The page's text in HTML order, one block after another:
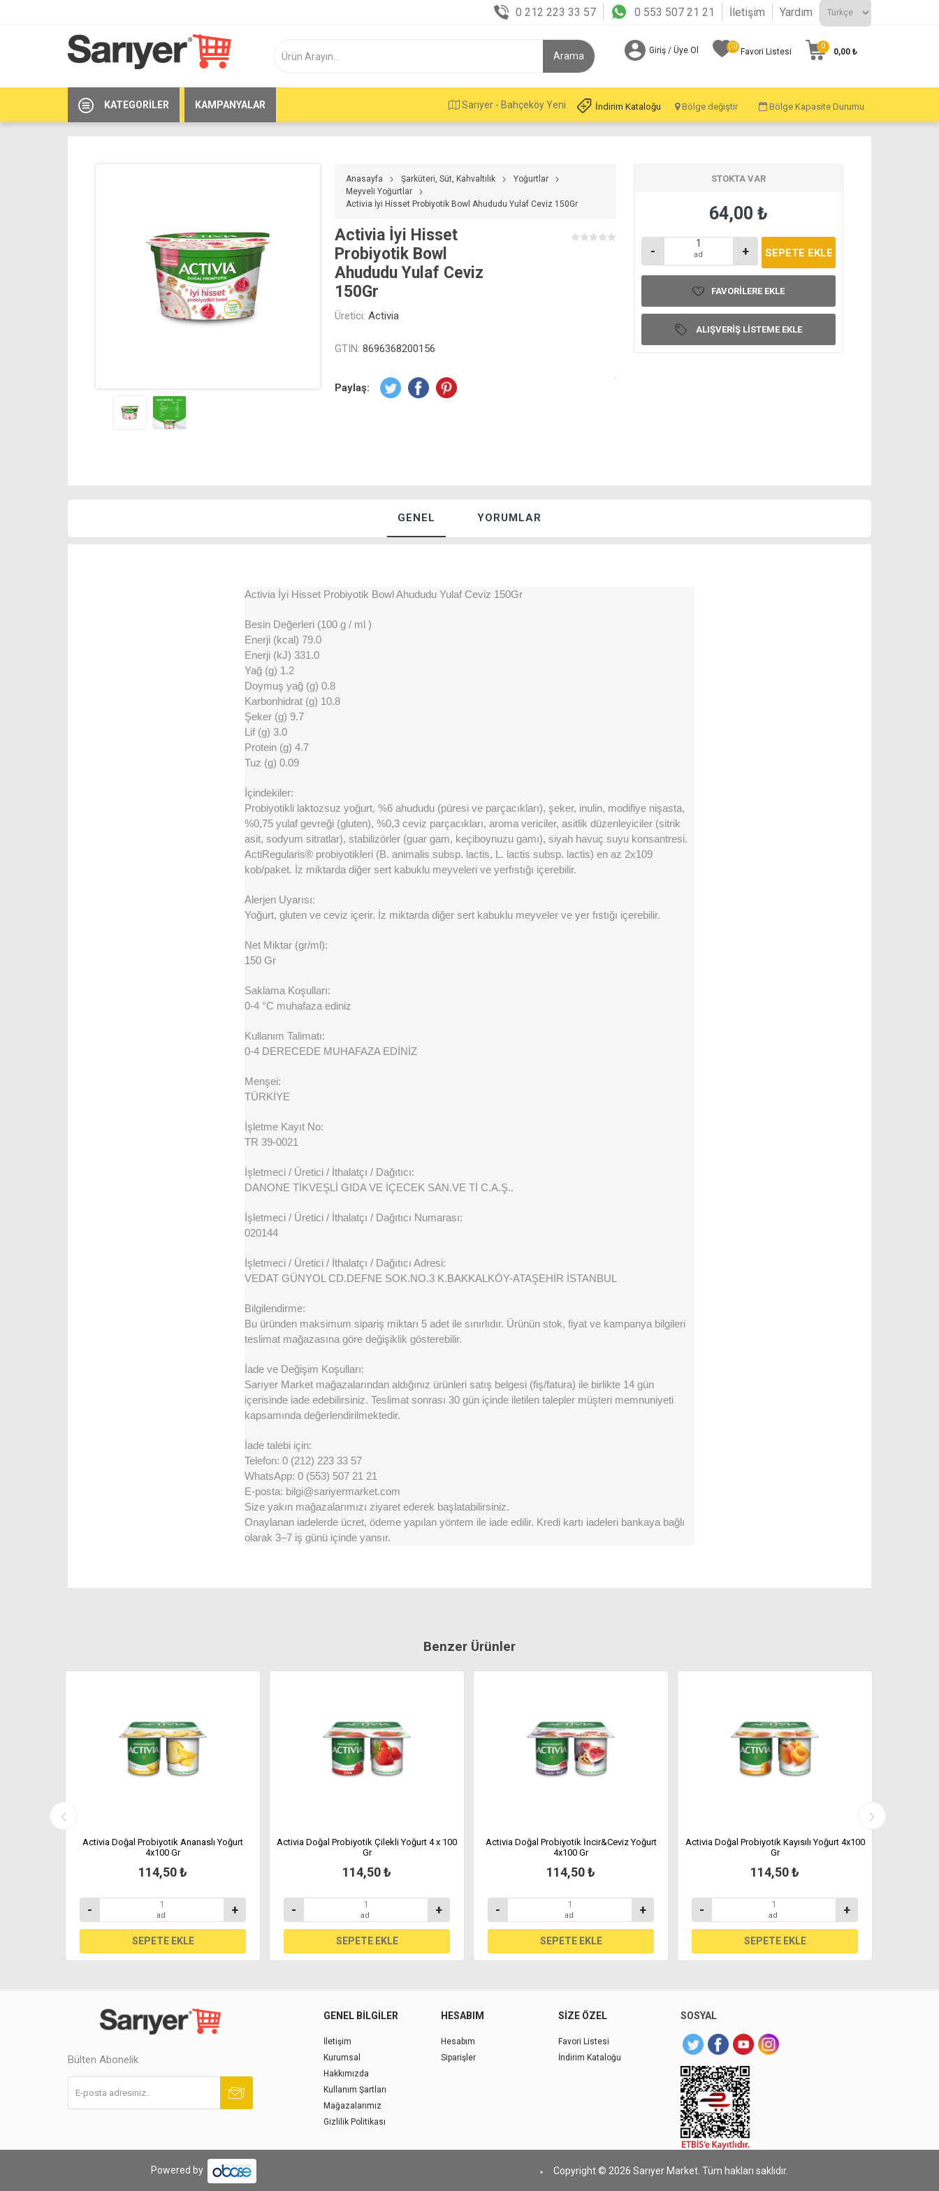
0 212 223 33 57 0 553 507 21 21 İletişim Yardım
Giriş / Üye Ol Favori Listesi
(0) 0
0,00 ₺
KATEGORILER KAMPANYALAR Sarıyer - Bahçeköy Yeni İndirim Kataloğu Bölge değiştir Bölge Kapasite Durumu
Anasayfa Şarküteri, Süt, Kahvaltılık
Yoğurtlar
Meyveli Yoğurtlar
Activia İyi Hisset Probiyotik Bowl Ahududu Yulaf Ceviz 150Gr
Activia İyi Hisset
Probiyotik Bowl
Ahududu Yulaf Ceviz
150Gr
Üretici: Activia
GTIN: 8696368200156
Paylaş:
STOKTA VAR
64,00 ₺
- ad +
FAVORILERE EKLE
ALIŞVERIŞ LISTEME EKLE
GENEL YORUMLAR
Activia İyi Hisset Probiyotik Bowl Ahududu Yulaf Ceviz 150Gr
Besin Değerleri (100 g / ml )
Enerji (kcal) 79.0
Enerji (kJ) 331.0
Yağ (g) 1.2
Doymuş yağ (g) 0.8
Karbonhidrat (g) 10.8
Şeker (g) 9.7
Lif (g) 3.0
Protein (g) 4.7
Tuz (g) 0.09
İçindekiler:
Probiyotikli laktozsuz yoğurt, %6 ahududu (püresi ve parçacıkları), şeker, inulin, modifiye nişasta,
%0,75 yulaf gevreği (gluten), %0,3 ceviz parçacıkları, aroma vericiler, asitlik düzenleyiciler (sitrik
asit, sodyum sitratlar), stabilizörler (guar gam, keçiboynuzu gamı), siyah havuç suyu konsantresi.
ActiRegularis® probiyotikleri (B. animalis subsp. lactis, L. lactis subsp. lactis) en az 2x109
kob/paket. İz miktarda diğer sert kabuklu meyveleri ve yerfıstığı içerebilir.
Alerjen Uyarısı:
Yoğurt, gluten ve ceviz içerir. İz miktarda diğer sert kabuklu meyveler ve yer fıstığı içerebilir.
Net Miktar (gr/ml):
150 Gr
Saklama Koşulları:
0-4 °C muhafaza ediniz
Kullanım Talimatı:
0-4 DERECEDE MUHAFAZA EDİNİZ
Menşei:
TÜRKİYE
İşletme Kayıt No:
TR 39-0021
İşletmeci / Üretici / İthalatçı / Dağıtıcı:
DANONE TİKVEŞLİ GIDA VE İÇECEK SAN.VE Tİ C.A.Ş..
İşletmeci / Üretici / İthalatçı / Dağıtıcı Numarası:
020144
İşletmeci / Üretici / İthalatçı / Dağıtıcı Adresi:
VEDAT GÜNYOL CD.DEFNE SOK.NO.3 K.BAKKALKÖY-ATAŞEHİR İSTANBUL
Bilgilendirme:
Bu üründen maksimum sipariş miktarı 5 adet ile sınırlıdır. Ürünün stok, fiyat ve kampanya bilgileri
teslimat mağazasına göre değişiklik gösterebilir.
İade ve Değişim Koşulları:
Sarıyer Market mağazalarından aldığınız ürünleri satış belgesi (fiş/fatura) ile birlikte 14 gün
içerisinde iade edebilirsiniz. Teslimat sonrası 30 gün içinde iletilen talepler müşteri memnuniyeti
kapsamında değerlendirilmektedir.
İade talebi için:
Telefon: 0 (212) 223 33 57
WhatsApp: 0 (553) 507 21 21
E-posta: bilgi@sariyermarket.com
Size yakın mağazalarımızı ziyaret ederek başlatabilirsiniz.
Onaylanan iadelerde ücret, ödeme yapılan yöntem ile iade edilir. Kredi kartı iadeleri bankaya bağlı
olarak 3–7 iş günü içinde yansır.
Benzer Ürünler
Activia Doğal Probiyotik Ananaslı Yoğurt
4x100 Gr
114,50 ₺
- ad +
Activia Doğal Probiyotik Çilekli Yoğurt 4 x 100
Gr
114,50 ₺
- ad +
Activia Doğal Probiyotik İncir&Ceviz Yoğurt
4x100 Gr
114,50 ₺
- ad +
Activia Doğal Probiyotik Kayısılı Yoğurt 4x100
Gr
114,50 ₺
- ad +
Bülten Abonelik
GENEL BILGILER
İletişim
Kurumsal
Hakkımızda
Kullanım Şartları
Mağazalarımız
Gizlilik Politikası
HESABIM
Hesabım
Siparişler
SIZE ÖZEL
Favori Listesi
İndirim Kataloğu
SOSYAL
Powered by Copyright © 2026 Sarıyer Market. Tüm hakları saklıdır.